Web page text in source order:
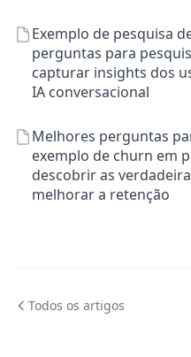
Exemplo de pesquisa
perguntas para
capturar insights dos
IA conversacional
Melhores perguntas
exemplo de churn em
descobrir as
melhorar a retenção
Todos os artigos